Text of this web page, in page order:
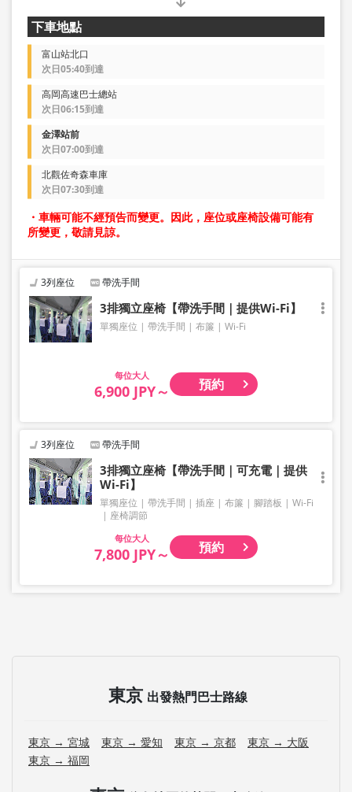
下車地點
富山站北口
次日05:40到達
高岡高速巴士總站
次日06:15到達
金澤站前
次日07:00到達
北觀佐奇森車庫
次日07:30到達
・車輛可能不經預告而變更。因此，座位或座椅設備可能有
所變更，敬請見諒。
3列座位 帶洗手間
3排獨立座椅【帶洗手間｜提供Wi-Fi】
單獨座位 帶洗手間 布簾 Wi-Fi
大人
6,900 JPY～ 預約
3列座位 帶洗手間
3排獨立座椅【帶洗手間｜可充電｜提供
Wi-Fi】
單獨座位 帶洗手間 插座 布簾 腳踏板
Wi-Fi
座椅調節
大人
7,800 JPY～ 預約
東京 出發熱門巴士路線
東京 → 宮城 東京 → 愛知 東京 → 京都
東京 → 大阪
東京 → 福岡